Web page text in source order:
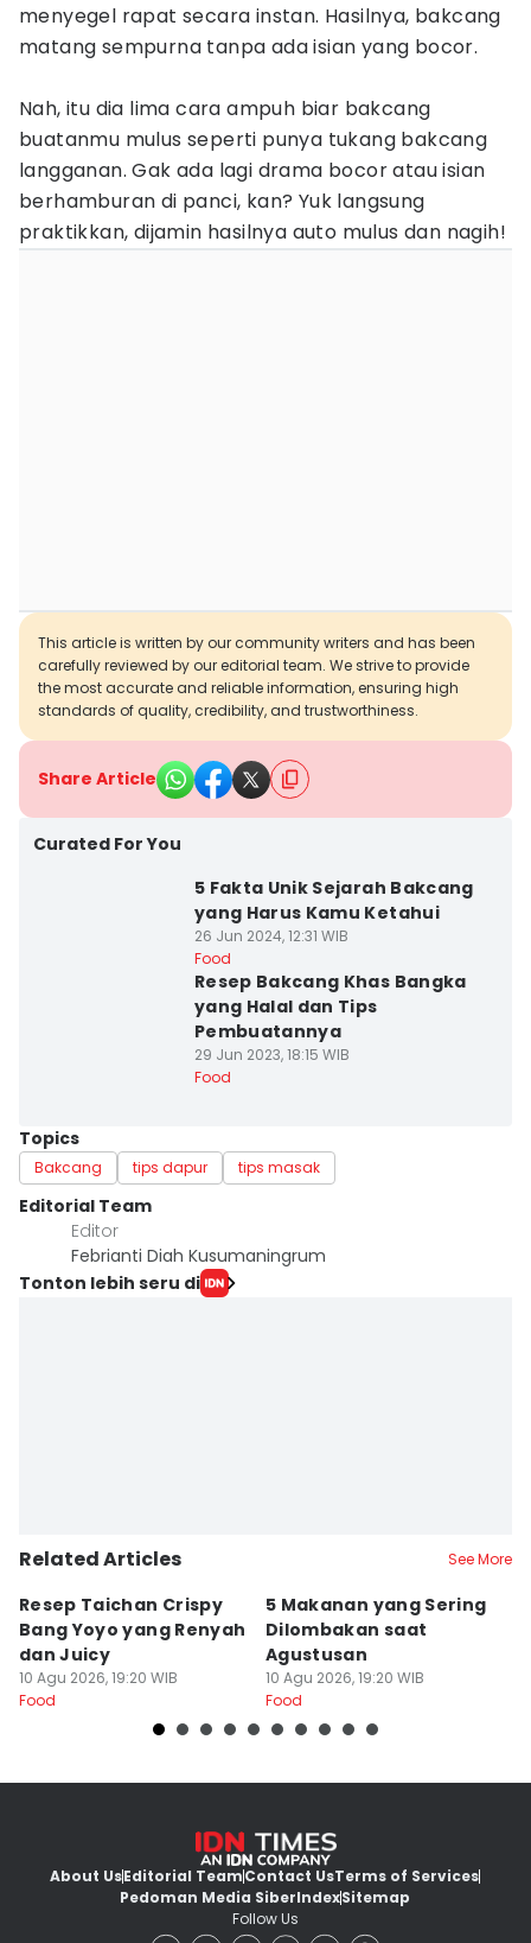
menyegel rapat secara instan. Hasilnya, bakcang
matang sempurna tanpa ada isian yang bocor.
Nah, itu dia lima cara ampuh biar bakcang
buatanmu mulus seperti punya tukang bakcang
langganan. Gak ada lagi drama bocor atau isian
berhamburan di panci, kan? Yuk langsung
praktikkan, dijamin hasilnya auto mulus dan nagih!
This article is written by our community writers and has been
carefully reviewed by our editorial team. We strive to provide
the most accurate and reliable information, ensuring high
standards of quality, credibility, and trustworthiness.
Share Article
Curated For You
5 Fakta Unik Sejarah Bakcang
yang Harus Kamu Ketahui
26 Jun 2024, 12:31 WIB
Food
Resep Bakcang Khas Bangka
yang Halal dan Tips
Pembuatannya
29 Jun 2023, 18:15 WIB
Food
Topics
Bakcang tips dapur tips masak
Editorial Team
Editor
Febrianti Diah Kusumaningrum
Tonton lebih seru di
Related Articles See More
Resep Taichan Crispy
Bang Yoyo yang Renyah
dan Juicy
10 Agu 2026, 19:20 WIB
Food
5 Makanan yang Sering
Dilombakan saat
Agustusan
10 Agu 2026, 19:20 WIB
Food
About UsEditorial TeamContact UsTerms of Services
Pedoman Media SiberIndexSitemap
Follow Us